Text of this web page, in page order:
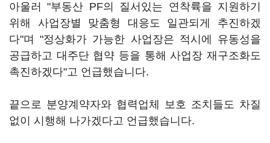
아울러 "부동산 PF의 질서있는 연착륙을 지원하기
위해 사업장별 맞춤형 대응도 일관되게 추진하겠
다"며 "정상화가 가능한 사업장은 적시에 유동성을
공급하고 대주단 협약 등을 통해 사업장 재구조화도
촉진하겠다"고 언급했습니다.
끝으로 분양계약자와 협력업체 보호 조치들도 차질
없이 시행해 나가겠다고 언급했습니다.